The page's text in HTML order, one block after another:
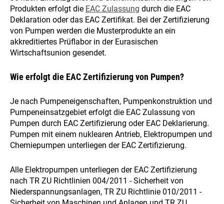
Produkten erfolgt die EAC Zulassung durch die EAC
Deklaration oder das EAC Zertifikat. Bei der Zertifizierung
von Pumpen werden die Musterprodukte an ein
akkreditiertes Prüflabor in der Eurasischen
Wirtschaftsunion gesendet.
Wie erfolgt die EAC Zertifizierung von Pumpen?
Je nach Pumpeneigenschaften, Pumpenkonstruktion und
Pumpeneinsatzgebiet erfolgt die EAC Zulassung von
Pumpen durch EAC Zertifizierung oder EAC Deklarierung.
Pumpen mit einem nuklearen Antrieb, Elektropumpen und
Chemiepumpen unterliegen der EAC Zertifizierung.
Alle Elektropumpen unterliegen der EAC Zertifizierung
nach TR ZU Richtlinien 004/2011 - Sicherheit von
Niederspannungsanlagen, TR ZU Richtlinie 010/2011 -